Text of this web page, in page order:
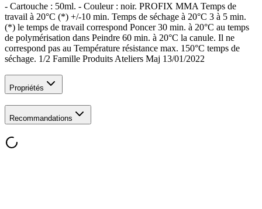
- Cartouche : 50ml. - Couleur : noir. PROFIX MMA Temps de
travail à 20°C (*) +/-10 min. Temps de séchage à 20°C 3 à 5 min.
(*) le temps de travail correspond Poncer 30 min. à 20°C au temps
de polymérisation dans Peindre 60 min. à 20°C la canule. Il ne
correspond pas au Température résistance max. 150°C temps de
séchage. 1/2 Famille Produits Ateliers Maj 13/01/2022
Propriétés
Recommandations